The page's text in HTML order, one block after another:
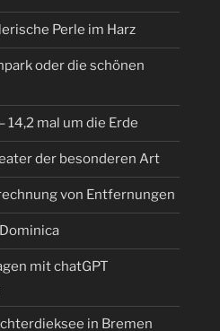
Perle im Harz
oder die schönen
mal um die Erde
der besonderen Art
von Entfernungen
mit chatGPT
in Bremen